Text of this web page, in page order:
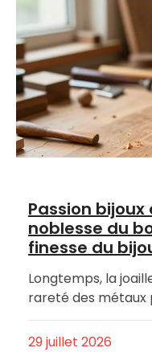
Passion
noblesse du
finesse du
Longtemps, la
rareté des métaux
29 juillet 2026